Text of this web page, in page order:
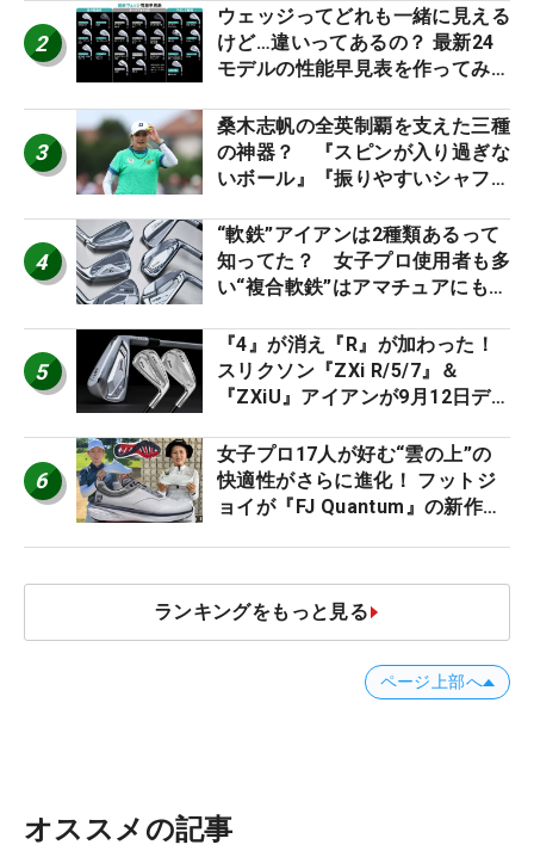
2
ウェッジってどれも一緒に見える
けど…違いってあるの？ 最新24
モデルの性能早見表を作ってみ
3
桑木志帆の全英制覇を支えた三種
の神器？ 『スピンが入り過ぎな
いボール』『振りやすいシャフ
ー』 #女子プロセッティング
4
“軟鉄”アイアンは2種類あるって
知ってた？ 女子プロ使用者も多
い“複合軟鉄”はアマチュアにもオ
5
『4』が消え『R』が加わった！
スリクソン『ZXi R/5/7』＆
『ZXiU』アイアンが9月12日デ
6
女子プロ17人が好む“雲の上”の
快適性がさらに進化！ フットジ
ョイが『FJ Quantum』の新作を
ランキングをもっと見る
ページ上部へ
オススメの記事